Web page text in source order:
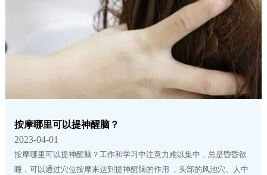
按摩哪里可以提神醒脑？
2023-04-01
按摩哪里可以提神醒脑？工作和学习中注意力难以集中，总是昏昏欲
睡，可以通过穴位按摩来达到提神醒脑的作用 ，头部的风池穴、人中